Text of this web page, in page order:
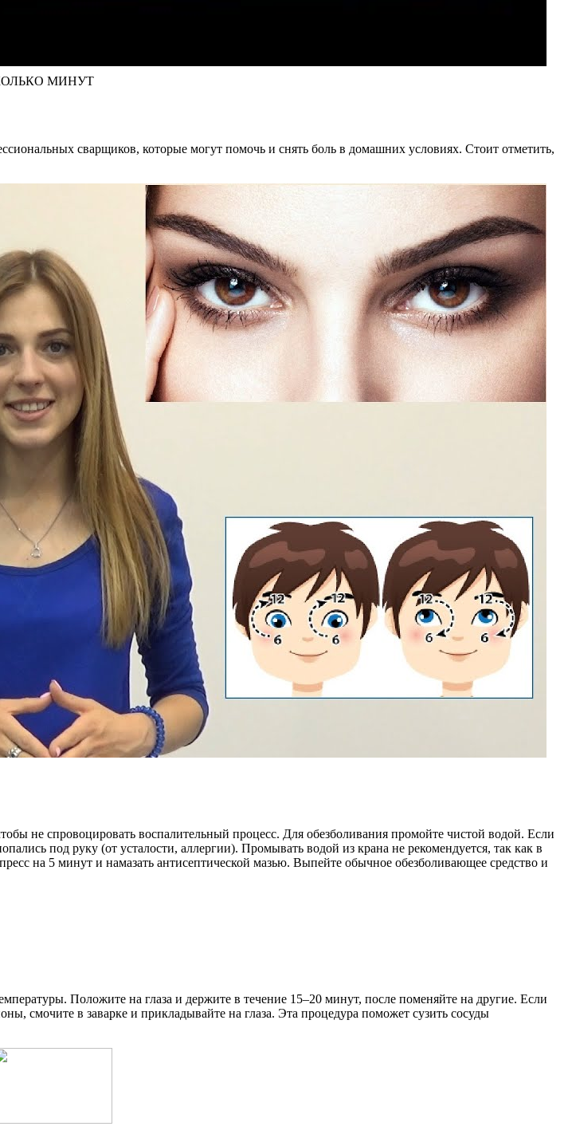
МИНУТ
сварщиков, которые могут помочь и снять боль в домашних условиях. Стоит отметить,
не спровоцировать воспалительный процесс. Для обезболивания промойте чистой водой. Если
под руку (от усталости, аллергии). Промывать водой из крана не рекомендуется, так как в
на 5 минут и намазать антисептической мазью. Выпейте обычное обезболивающее средство и
Положите на глаза и держите в течение 15–20 минут, после поменяйте на другие. Если
смочите в заварке и прикладывайте на глаза. Эта процедура поможет сузить сосуды